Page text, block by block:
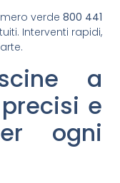
verde 800 441
Interventi rapidi,
a
e
ogni